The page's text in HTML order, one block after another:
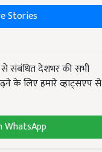
Stories
संबंधित देशभर की सभी
के लिए हमारे व्हाट्सएप से
WhatsApp